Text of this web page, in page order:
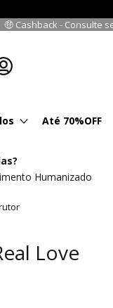
🤑 Cashback - Consulte
Até 70%OFF
Humanizado
Love